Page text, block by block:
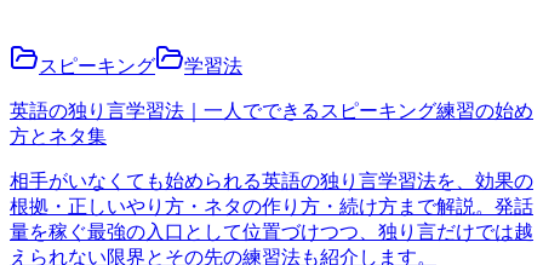
スピーキング 学習法
英語の独り言学習法｜一人でできるスピーキング練習の始め
方とネタ集
相手がいなくても始められる英語の独り言学習法を、効果の
根拠・正しいやり方・ネタの作り方・続け方まで解説。発話
量を稼ぐ最強の入口として位置づけつつ、独り言だけでは越
えられない限界とその先の練習法も紹介します。